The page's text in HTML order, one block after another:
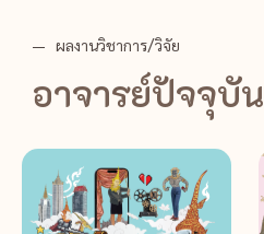
ผลงานวิชาการ/วิจัย
อาจารย์ปัจจุบัน